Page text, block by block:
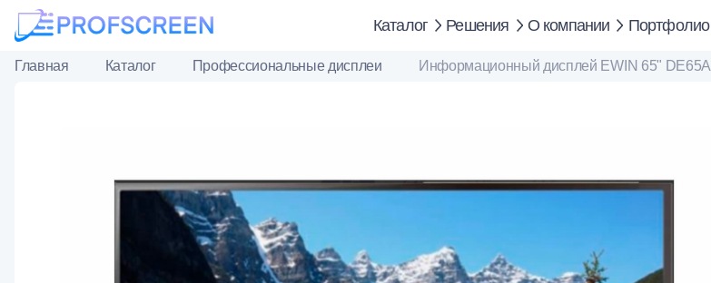
Каталог Решения О компании Портфолио
Главная Каталог Профессиональные дисплеи Информационный дисплей EWIN 65" DE65A